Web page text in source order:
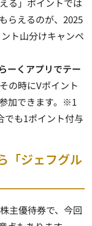
る」ポイントでは
らえるのが、2025
ト山分けキャンペ
ーくアプリでテー
の時にVポイント
加できます。※1
でも1ポイント付与
「ジェフグル
主優待券で、今回